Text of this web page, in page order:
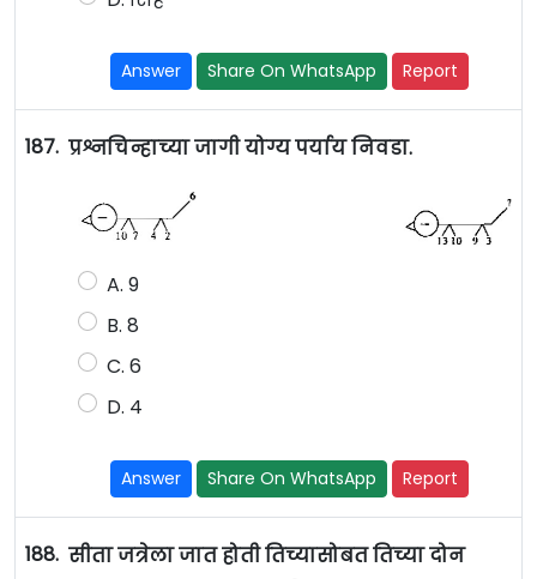
Answer Share On WhatsApp Report
187. प्रश्नचिन्हाच्या जागी योग्य पर्याय निवडा.
A. 9
B. 8
C. 6
D. 4
Answer Share On WhatsApp Report
188. सीता जत्रेला जात होती तिच्यासोबत तिच्या दोन